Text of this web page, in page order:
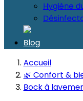
Hygiène
Blog
Accueil
🌿 Confort &
Bock à